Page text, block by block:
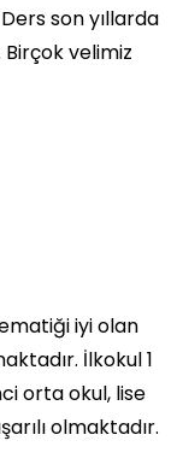
son yıllarda
Birçok velimiz
iyi olan
İlkokul 1
orta okul, lise
olmaktadır.